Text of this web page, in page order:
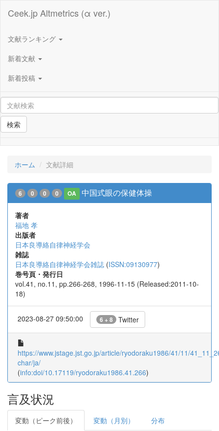
Ceek.jp Altmetrics (α ver.)
文献ランキング
新着文献
新着投稿
検索
ホーム 文献詳細
6 0 0 0 OA 中国式眼の保健体操
著者
福地 孝
出版者
日本良導絡自律神経学会
雑誌
日本良導絡自律神経学会雑誌 (ISSN:09130977)
巻号頁・発行日
vol.41, no.11, pp.266-268, 1996-11-15 (Released:2011-10-
18)
2023-08-27 09:50:00 6 + 8 Twitter
https://www.jstage.jst.go.jp/article/ryodoraku1986/41/11/
char/ja/
(info:doi/10.17119/ryodoraku1986.41.266)
言及状況
変動（ピーク前後） 変動（月別） 分布